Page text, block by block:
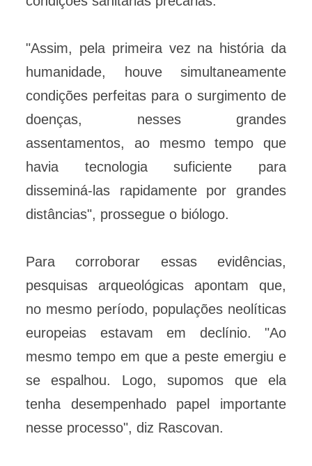
"Assim, pela primeira vez na história da
humanidade, houve simultaneamente
condições perfeitas para o surgimento de
doenças, nesses grandes
assentamentos, ao mesmo tempo que
havia tecnologia suficiente para
disseminá-las rapidamente por grandes
distâncias", prossegue o biólogo.
Para corroborar essas evidências,
pesquisas arqueológicas apontam que,
no mesmo período, populações neolíticas
europeias estavam em declínio. "Ao
mesmo tempo em que a peste emergiu e
se espalhou. Logo, supomos que ela
tenha desempenhado papel importante
nesse processo", diz Rascovan.